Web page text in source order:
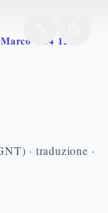
Marco 1 14 15
· traduzione ·